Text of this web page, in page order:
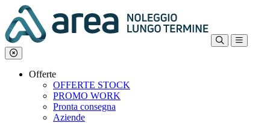
Offerte
OFFERTE STOCK
PROMO WORK
Pronta consegna
Aziende